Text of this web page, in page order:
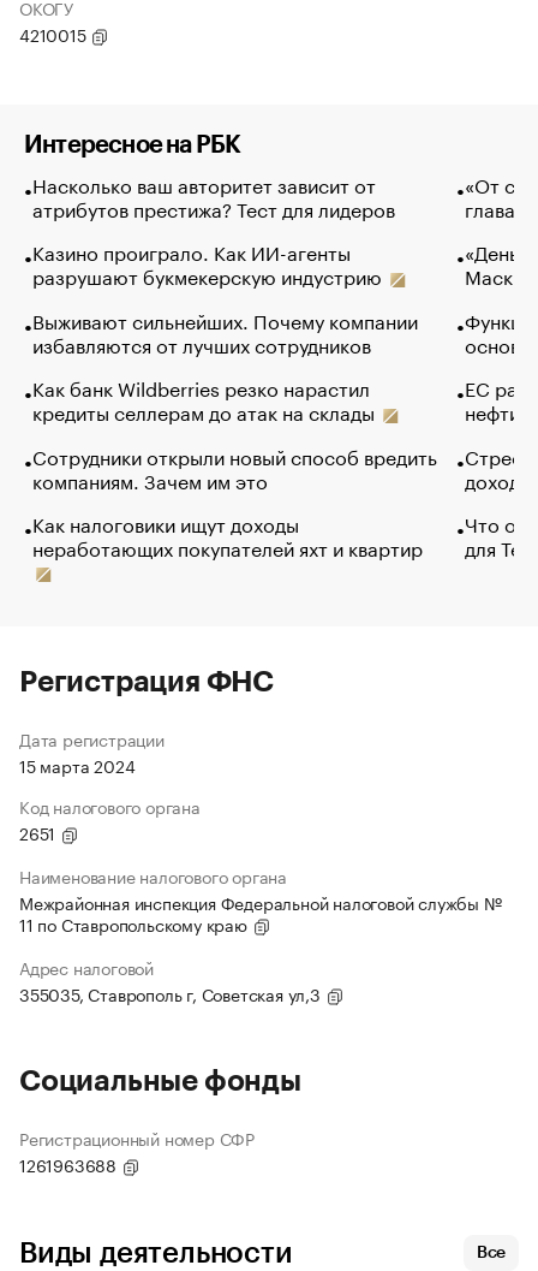
ОКОГУ
4210015
Интересное на РБК
Насколько ваш авторитет зависит от
атрибутов престижа? Тест для лидеров
Казино проиграло. Как ИИ-агенты
разрушают букмекерскую индустрию
Выживают сильнейших. Почему компании
избавляются от лучших сотрудников
Как банк Wildberries резко нарастил
кредиты селлерам до атак на склады
Сотрудники открыли новый способ вредить
компаниям. Зачем им это
Как налоговики ищут доходы
неработающих покупателей яхт и квартир
«От
глава
Маск в
основ
ЕС
нефти
Что
для
Регистрация ФНС
Дата регистрации
15 марта 2024
Код налогового органа
2651
Наименование налогового органа
Межрайонная инспекция Федеральной налоговой службы №
11 по Ставропольскому краю
Адрес налоговой
355035, Ставрополь г, Советская ул,3
Социальные фонды
Регистрационный номер СФР
1261963688
Виды деятельности Все